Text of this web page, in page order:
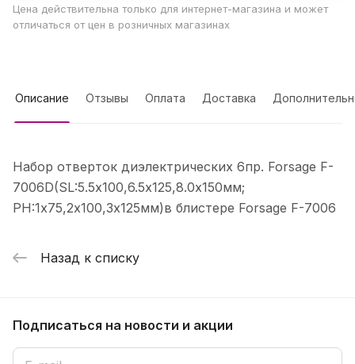
Цена действительна только для интернет-магазина и может
отличаться от цен в розничных магазинах
Описание Отзывы Оплата Доставка
Набор отверток диэлектрических 6пр. Forsage F-
7006D(SL:5.5х100,6.5х125,8.0х150мм;
PH:1х75,2х100,3х125мм)в блистере Forsage F-7006
Назад к списку
Подписаться на новости и акции